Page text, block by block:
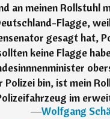
an meinen Rollstuhl
Flagge,
gesagt hat,
keine Flagge
Polizei bin, ist mein
im
―Wolfgang